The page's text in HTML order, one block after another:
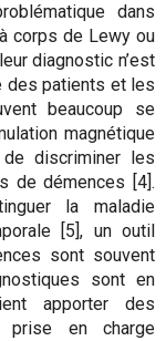
dans
corps de Lewy ou
diagnostic n’est
des patients et les
beaucoup se
magnétique
de discriminer les
de démences [4].
la maladie
[5], un outil
sont souvent
sont en
apporter des
prise en charge